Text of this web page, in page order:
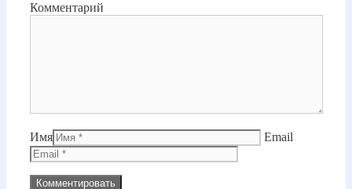
Комментарий
Имя Email